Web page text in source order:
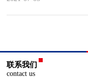
联系我们
contact us